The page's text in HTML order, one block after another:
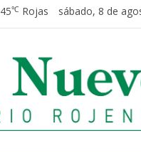
℃ Rojas sábado, 8 de